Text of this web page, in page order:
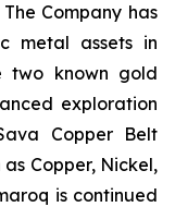
Company has
metal assets in
two known gold
exploration
Copper Belt
Copper, Nickel,
is continued